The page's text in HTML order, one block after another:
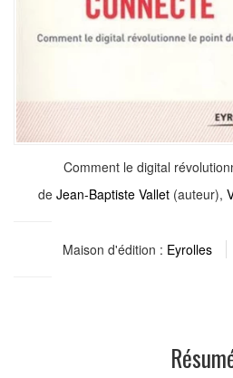
Comment le digital
de Jean-Baptiste Vallet(auteur),
Maison d'édition : Eyrolles